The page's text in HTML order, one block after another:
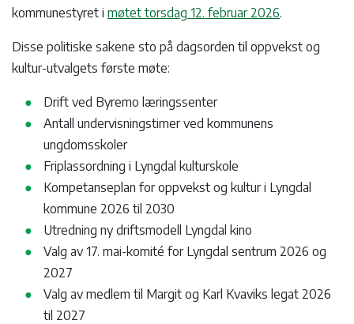
kommunestyret i møtet torsdag 12. februar 2026.
Disse politiske sakene sto på dagsorden til oppvekst og
kultur-utvalgets første møte:
Drift ved Byremo læringssenter
Antall undervisningstimer ved kommunens
ungdomsskoler
Friplassordning i Lyngdal kulturskole
Kompetanseplan for oppvekst og kultur i Lyngdal
kommune 2026 til 2030
Utredning ny driftsmodell Lyngdal kino
Valg av 17. mai-komité for Lyngdal sentrum 2026 og
2027
Valg av medlem til Margit og Karl Kvaviks legat 2026
til 2027